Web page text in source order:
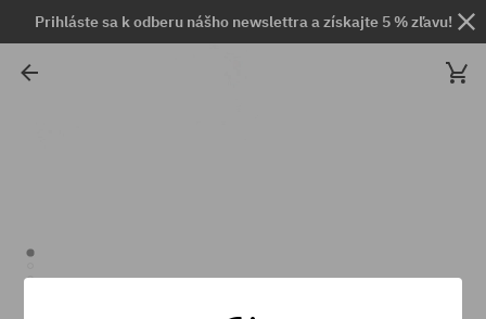
Prihláste sa k odberu nášho newslettra a získajte 5 % zľavu!